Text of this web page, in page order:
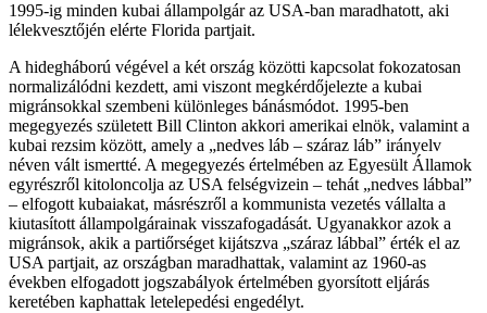
1995-ig minden kubai állampolgár az USA-ban maradhatott, aki
lélekvesztőjén elérte Florida partjait.
A hidegháború végével a két ország közötti kapcsolat fokozatosan
normalizálódni kezdett, ami viszont megkérdőjelezte a kubai
migránsokkal szembeni különleges bánásmódot. 1995-ben
megegyezés született Bill Clinton akkori amerikai elnök, valamint a
kubai rezsim között, amely a „nedves láb – száraz láb” irányelv
néven vált ismertté. A megegyezés értelmében az Egyesült Államok
egyrészről kitoloncolja az USA felségvizein – tehát „nedves lábbal”
– elfogott kubaiakat, másrészről a kommunista vezetés vállalta a
kiutasított állampolgárainak visszafogadását. Ugyanakkor azok a
migránsok, akik a partiőrséget kijátszva „száraz lábbal” érték el az
USA partjait, az országban maradhattak, valamint az 1960-as
években elfogadott jogszabályok értelmében gyorsított eljárás
keretében kaphattak letelepedési engedélyt.